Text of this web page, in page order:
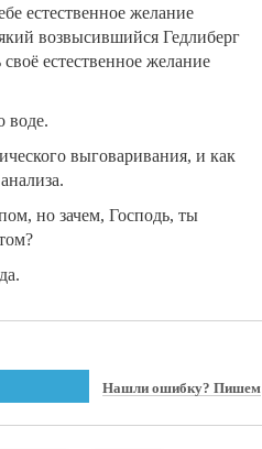
естественное желание
возвысившийся Гедлиберг
естественное желание
воде.
выговаривания, и как
но зачем, Господь, ты
Нашли ошибку? Пишем